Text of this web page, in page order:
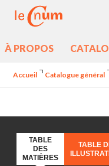
À PROPOS
Accueil Catalogue général
TABLE
DES
MATIÈRES
TABLE